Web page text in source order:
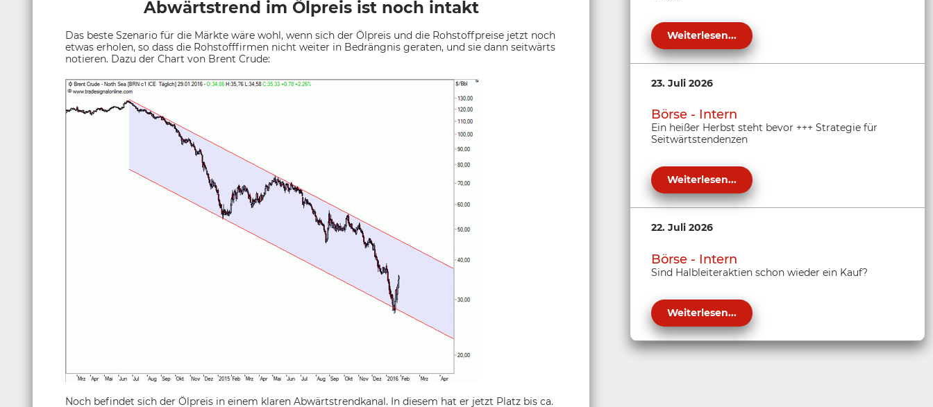
Abwärtstrend im Ölpreis ist noch intakt
Das beste Szenario für die Märkte wäre wohl, wenn sich der Ölpreis und die Rohstoffpreise jetzt noch
etwas erholen, so dass die Rohstofffirmen nicht weiter in Bedrängnis geraten, und sie dann seitwärts
notieren. Dazu der Chart von Brent Crude:
Noch befindet sich der Ölpreis in einem klaren Abwärtstrendkanal. In diesem hat er jetzt Platz bis ca.
Weiterlesen...
23. Juli 2026
Börse - Intern
Ein heißer Herbst steht bevor +++ Strategie für
Seitwärtstendenzen
Weiterlesen...
22. Juli 2026
Börse - Intern
Sind Halbleiteraktien schon wieder ein Kauf?
Weiterlesen...